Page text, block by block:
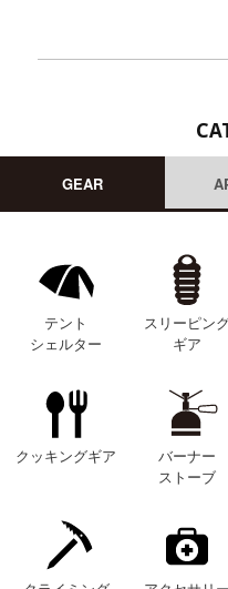
GEAR
テント
シェルター
スリーピン
ギア
クッキングギア
バーナー
ストーブ